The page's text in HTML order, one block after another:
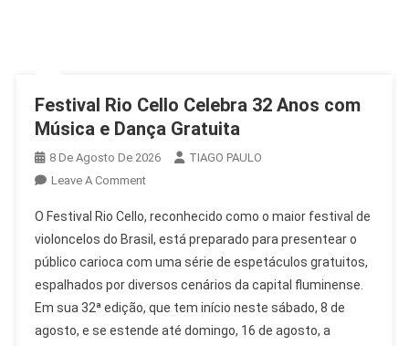
Festival Rio Cello Celebra 32 Anos com
Música e Dança Gratuita
8 De Agosto De 2026
TIAGO PAULO
Leave A CommentOn
Rio
Cello
Celebra
32
Anos
Com
O Festival Rio Cello, reconhecido como o maior festival de
violoncelos do Brasil, está preparado para presentear o
público carioca com uma série de espetáculos gratuitos,
espalhados por diversos cenários da capital fluminense.
Em sua 32ª edição, que tem início neste sábado, 8 de
agosto, e se estende até domingo, 16 de agosto, a